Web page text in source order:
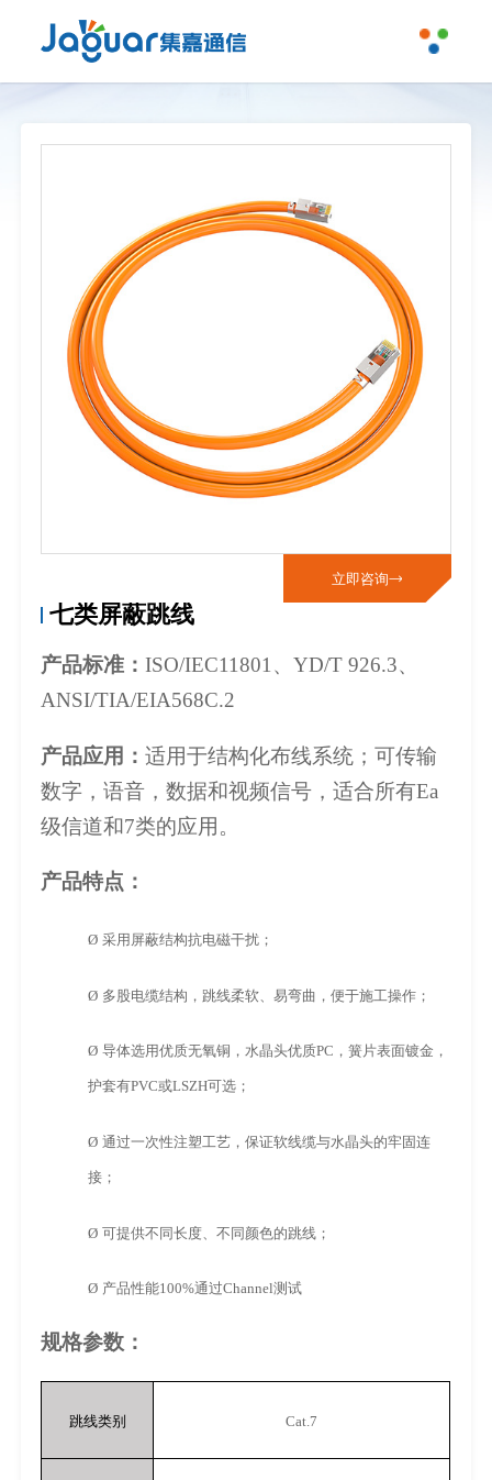
工程案例
数据线缆 >
>
立即咨询
七类屏蔽跳线
产品标准：ISO/IEC11801 、YD/T 926.3、
ANSI/TIA/EIA568C.2
产品应用：适用于结构化布线系统；可传输
数字，语音，数据和视频信号，适合所有Ea
级信道和7类的应用。
产品特点：
Ø 采用屏蔽结构抗电磁干扰；
Ø 多股电缆结构，跳线柔软、易弯曲，便于施工操作；
Ø 导体选用优质无氧铜，水晶头优质PC ，簧片表面镀金，
护套有PVC或LSZH可选；
Ø 通过一次性注塑工艺，保证软线缆与水晶头的牢固连
接；
Ø 可提供不同长度、不同颜色的跳线；
Ø 产品性能100%通过Channel测试
规格参数：
跳线类别 Cat.7